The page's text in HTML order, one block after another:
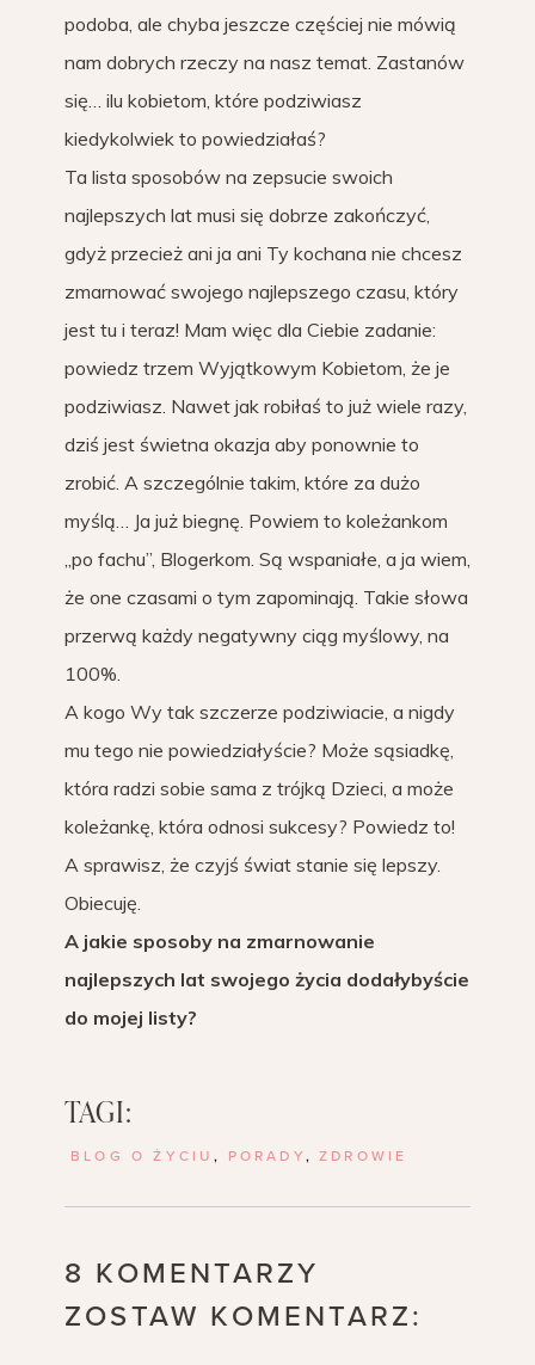
podoba, ale chyba jeszcze częściej nie mówią
nam dobrych rzeczy na nasz temat. Zastanów
się… ilu kobietom, które podziwiasz
kiedykolwiek to powiedziałaś?
Ta lista sposobów na zepsucie swoich
najlepszych lat musi się dobrze zakończyć,
gdyż przecież ani ja ani Ty kochana nie chcesz
zmarnować swojego najlepszego czasu, który
jest tu i teraz! Mam więc dla Ciebie zadanie:
powiedz trzem Wyjątkowym Kobietom, że je
podziwiasz. Nawet jak robiłaś to już wiele razy,
dziś jest świetna okazja aby ponownie to
zrobić. A szczególnie takim, które za dużo
myślą… Ja już biegnę. Powiem to koleżankom
„po fachu”, Blogerkom. Są wspaniałe, a ja wiem,
że one czasami o tym zapominają. Takie słowa
przerwą każdy negatywny ciąg myślowy, na
100%.
A kogo Wy tak szczerze podziwiacie, a nigdy
mu tego nie powiedziałyście? Może sąsiadkę,
która radzi sobie sama z trójką Dzieci, a może
koleżankę, która odnosi sukcesy? Powiedz to!
A sprawisz, że czyjś świat stanie się lepszy.
Obiecuję.
A jakie sposoby na zmarnowanie
najlepszych lat swojego życia dodałybyście
do mojej listy?
TAGI:
BLOG O ŻYCIU, PORADY , ZDROWIE
8 KOMENTARZY
ZOSTAW KOMENTARZ: